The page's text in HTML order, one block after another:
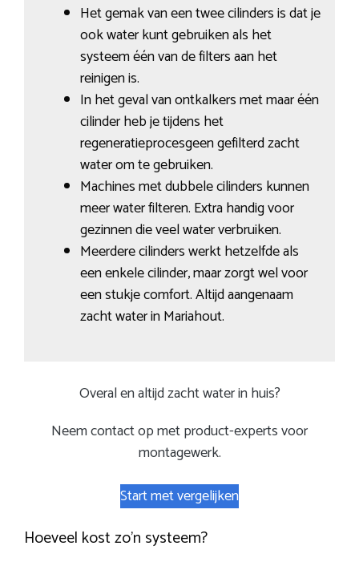
Het gemak van een twee cilinders is dat je
ook water kunt gebruiken als het
systeem één van de filters aan het
reinigen is.
In het geval van ontkalkers met maar één
cilinder heb je tijdens het
regeneratieprocesgeen gefilterd zacht
water om te gebruiken.
Machines met dubbele cilinders kunnen
meer water filteren. Extra handig voor
gezinnen die veel water verbruiken.
Meerdere cilinders werkt hetzelfde als
een enkele cilinder, maar zorgt wel voor
een stukje comfort. Altijd aangenaam
zacht water in Mariahout.
Overal en altijd zacht water in huis?
Neem contact op met product-experts voor
montagewerk.
Start met vergelijken
Hoeveel kost zo’n systeem?